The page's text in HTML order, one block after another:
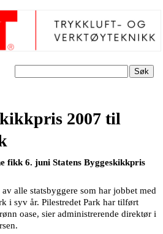
Søk
2007 til
fikk 6. juni Statens Byggeskikkpris
alle statsbyggere som har jobbet med
i syv år. Pilestredet Park har tilført
oase, sier administrerende direktør i